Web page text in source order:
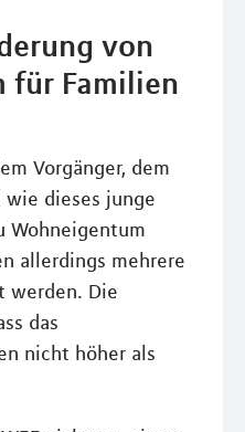
von
für Familien
Vorgänger, dem
wie dieses junge
Wohneigentum
allerdings mehrere
werden. Die
das
nicht höher als